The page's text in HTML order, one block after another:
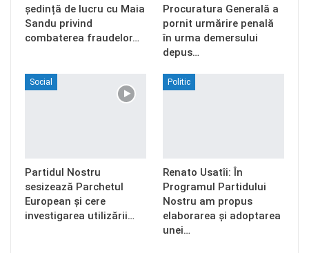
ședință de lucru cu Maia
Sandu privind
combaterea fraudelor…
Procuratura Generală a
pornit urmărire penală
în urma demersului
depus…
Social
Partidul Nostru
sesizează Parchetul
European și cere
investigarea utilizării…
Politic
Renato Usatîi: În
Programul Partidului
Nostru am propus
elaborarea și adoptarea
unei…